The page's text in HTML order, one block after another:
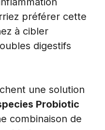
préférer cette
à cibler
digestifs
une solution
Probiotic
combinaison de